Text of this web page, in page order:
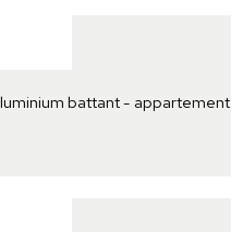
battant - appartement